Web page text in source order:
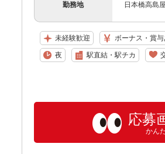
勤務地 日本橋高島
未経験歓迎 ボーナス・賞与
夜 駅直結・駅チカ
応募
かん